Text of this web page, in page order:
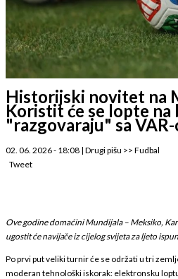
Historijski novitet na
Koristit će se lopte na
"razgovaraju" sa
02. 06. 2026 - 18:08 | Drugi pišu >> Fudbal
Tweet
Ove godine domaćini Mundijala – Meksiko,
ugostit će navijače iz cijelog svijeta za ljeto
Po prvi put veliki turnir će se održati u tri
moderan tehnološki iskorak: elektronsku